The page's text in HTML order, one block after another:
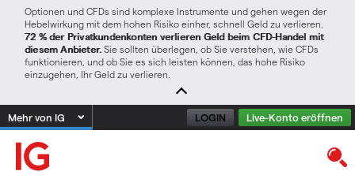
Optionen und CFDs sind komplexe Instrumente und gehen wegen der
Hebelwirkung mit dem hohen Risiko einher, schnell Geld zu verlieren.
72 % der Privatkundenkonten verlieren Geld beim CFD-Handel mit
diesem Anbieter. Sie sollten überlegen, ob Sie verstehen, wie CFDs
funktionieren, und ob Sie es sich leisten können, das hohe Risiko
einzugehen, Ihr Geld zu verlieren.
Mehr von IG LOGIN Live-Konto eröffnen